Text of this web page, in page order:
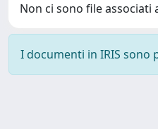
Non ci sono file
I documenti in IRIS